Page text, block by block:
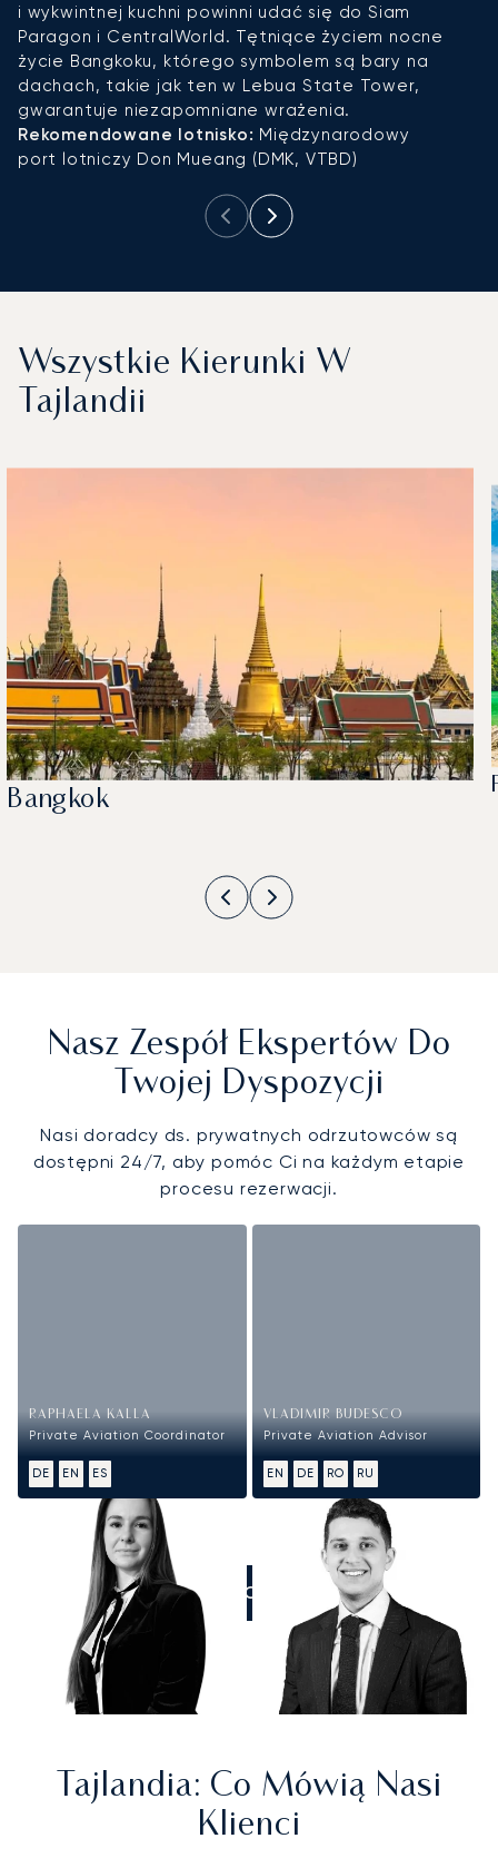
i wykwintnej kuchni powinni udać się do Siam
Paragon i CentralWorld. Tętniące życiem nocne
życie Bangkoku, którego symbolem są bary na
dachach, takie jak ten w Lebua State Tower,
gwarantuje niezapomniane wrażenia.
Rekomendowane lotnisko: Międzynarodowy
port lotniczy Don Mueang (DMK, VTBD)
Wszystkie Kierunki W
Tajlandii
Bangkok
Nasz Zespół Ekspertów Do
Twojej Dyspozycji
Nasi doradcy ds. prywatnych odrzutowców są
dostępni 24/7, aby pomóc Ci na każdym etapie
procesu rezerwacji.
RAPHAELA KALLA
Private Aviation Coordinator
DE EN ES
VLADIMIR BUDESCO
Private Aviation Advisor
EN DE RO RU
ZADZWOŃCIE DO NAS
Tajlandia: Co Mówią Nasi
Klienci